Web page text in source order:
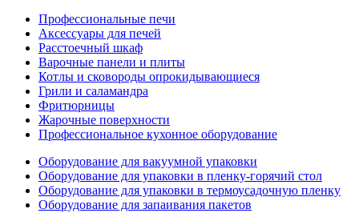
Профессиональные печи
Аксессуары для печей
Расстоечный шкаф
Варочные панели и плиты
Котлы и сковороды опрокидывающиеся
Грили и саламандра
Фритюрницы
Жарочные поверхности
Профессиональное кухонное оборудование
Оборудование для вакуумной упаковки
Оборудование для упаковки в пленку-горячий стол
Оборудование для упаковки в термоусадочную пленку
Оборудование для запаивания пакетов